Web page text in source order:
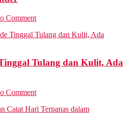
Comment
Tulang dan Kulit, Ada
Comment